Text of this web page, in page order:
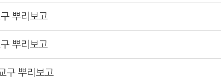
뿌리보고
뿌리보고
구 뿌리보고